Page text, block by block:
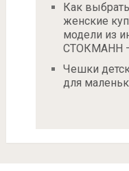
Как
женские
модели из
СТОКМАНН
Чешки
для